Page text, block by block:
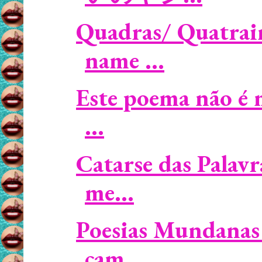
Quadras/
name ...
Este poema não
...
Catarse das
me...
Poesias